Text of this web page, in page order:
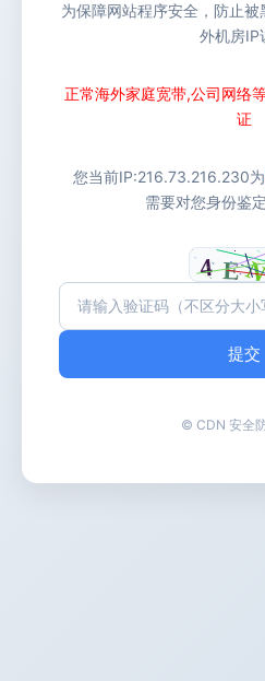
为保障网站程序安全，防止
外机房IP
正常海外家庭宽带,公司网络
证
您当前IP:216.73.216.230为
需要对您身份鉴
提交
© CDN 安全